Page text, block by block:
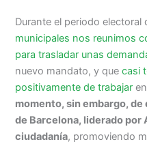
Durante el periodo electoral
municipales nos reunimos
para trasladar unas
nuevo mandato, y que casi
positivamente de trabajar
momento, sin embargo,
de Barcelona, liderado por
ciudadanía, promoviendo